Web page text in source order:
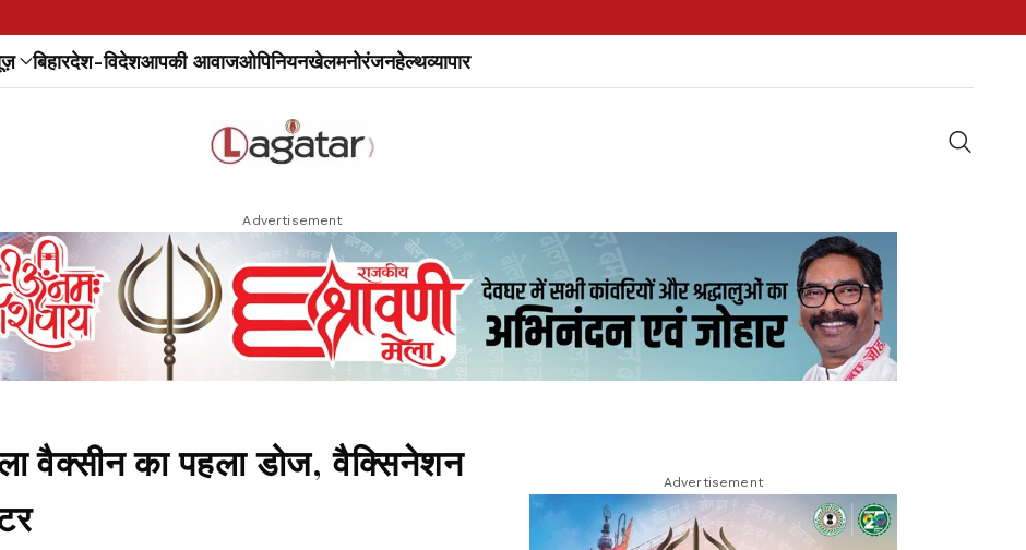
बिहारदेश-विदेशआपकी आवाजओपिनियनखेलमनोरंजनहेल्थव्यापार
Advertisement
वैक्सीन का पहला डोज, वैक्सिनेशन
Advertisement